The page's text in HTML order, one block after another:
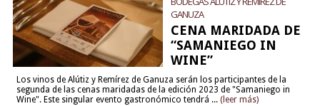
GANUZA
CENA MARIDADA DE
“SAMANIEGO IN
WINE”
Los vinos de Alútiz y Remírez de Ganuza serán los participantes de la
segunda de las cenas maridadas de la edición 2023 de "Samaniego in
Wine". Este singular evento gastronómico tendrá ... (leer más)